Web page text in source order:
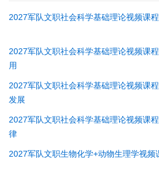
2027军队文职社会科学基础理论视频课
2027军队文职社会科学基础理论视频课
用
2027军队文职社会科学基础理论视频课
发展
2027军队文职社会科学基础理论视频课
律
2027军队文职生物化学+动物生理学视频